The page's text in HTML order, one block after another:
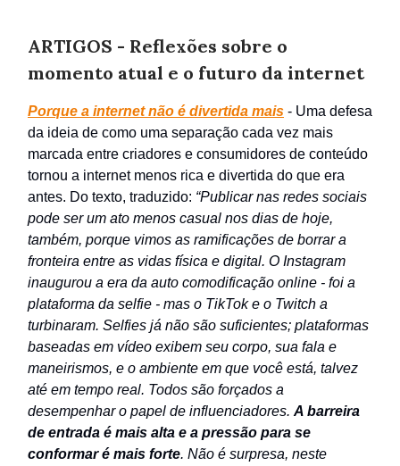
ARTIGOS - Reflexões sobre o
momento atual e o futuro da internet
Porque a internet não é divertida mais - Uma defesa
da ideia de como uma separação cada vez mais
marcada entre criadores e consumidores de conteúdo
tornou a internet menos rica e divertida do que era
antes. Do texto, traduzido: “Publicar nas redes sociais
pode ser um ato menos casual nos dias de hoje,
também, porque vimos as ramificações de borrar a
fronteira entre as vidas física e digital. O Instagram
inaugurou a era da auto comodificação online - foi a
plataforma da selfie - mas o TikTok e o Twitch a
turbinaram. Selfies já não são suficientes; plataformas
baseadas em vídeo exibem seu corpo, sua fala e
maneirismos, e o ambiente em que você está, talvez
até em tempo real. Todos são forçados a
desempenhar o papel de influenciadores. A barreira
de entrada é mais alta e a pressão para se
conformar é mais forte. Não é surpresa, neste